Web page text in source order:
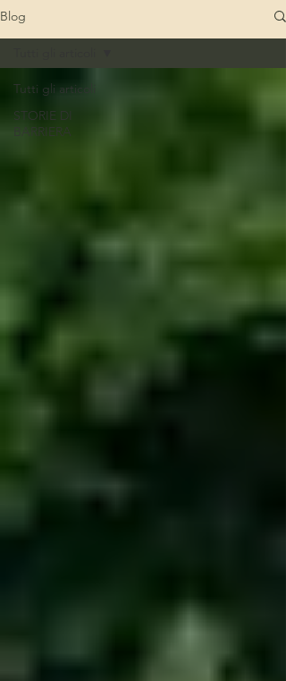
Blog
Tutti gli articoli
STORIE DI
BARRIERA